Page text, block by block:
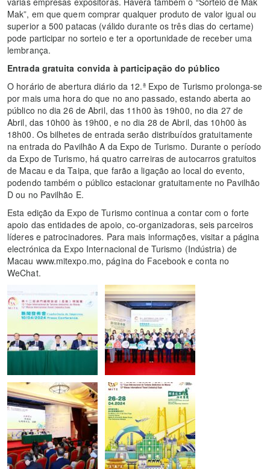
Mak”, em que quem comprar qualquer produto de valor igual ou
superior a 500 patacas (válido durante os três dias do certame)
pode participar no sorteio e ter a oportunidade de receber uma
lembrança.
Entrada gratuita convida à participação do público
O horário de abertura diário da 12.ª Expo de Turismo prolonga-se
por mais uma hora do que no ano passado, estando aberta ao
público no dia 26 de Abril, das 11h00 às 19h00, no dia 27 de
Abril, das 10h00 às 19h00, e no dia 28 de Abril, das 10h00 às
18h00. Os bilhetes de entrada serão distribuídos gratuitamente
na entrada do Pavilhão A da Expo de Turismo. Durante o período
da Expo de Turismo, há quatro carreiras de autocarros gratuitos
de Macau e da Taipa, que farão a ligação ao local do evento,
podendo também o público estacionar gratuitamente no Pavilhão
D ou no Pavilhão E.
Esta edição da Expo de Turismo continua a contar com o forte
apoio das entidades de apoio, co-organizadoras, seis parceiros
líderes e patrocinadores. Para mais informações, visitar a página
electrónica da Expo Internacional de Turismo (Indústria) de
Macau www.mitexpo.mo, página do Facebook e conta no
WeChat.